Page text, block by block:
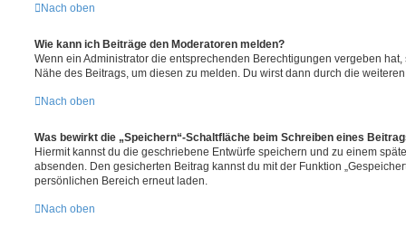
Nach oben
Wie kann ich Beiträge den Moderatoren melden?
Wenn ein Administrator die entsprechenden Berechtigungen vergeben
Nähe des Beitrags, um diesen zu melden. Du wirst dann durch die
Nach oben
Was bewirkt die „Speichern“-Schaltfläche beim Schreiben eines
Hiermit kannst du die geschriebene Entwürfe speichern und zu einem
absenden. Den gesicherten Beitrag kannst du mit der Funktion
persönlichen Bereich erneut laden.
Nach oben